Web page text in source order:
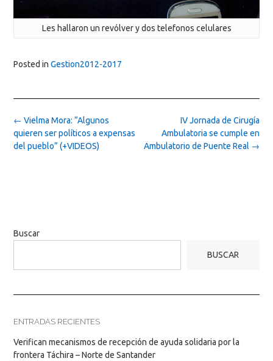
Les hallaron un revólver y dos telefonos celulares
Posted in Gestion2012-2017
Post
navigation
IV Jornada de Cirugía
Ambulatoria se cumple en
Ambulatorio de Puente Real →
← Vielma Mora: “Algunos
quieren ser políticos a expensas
del pueblo” (+VIDEOS)
Buscar
BUSCAR
ENTRADAS RECIENTES
Verifican mecanismos de recepción de ayuda solidaria por la
frontera Táchira – Norte de Santander